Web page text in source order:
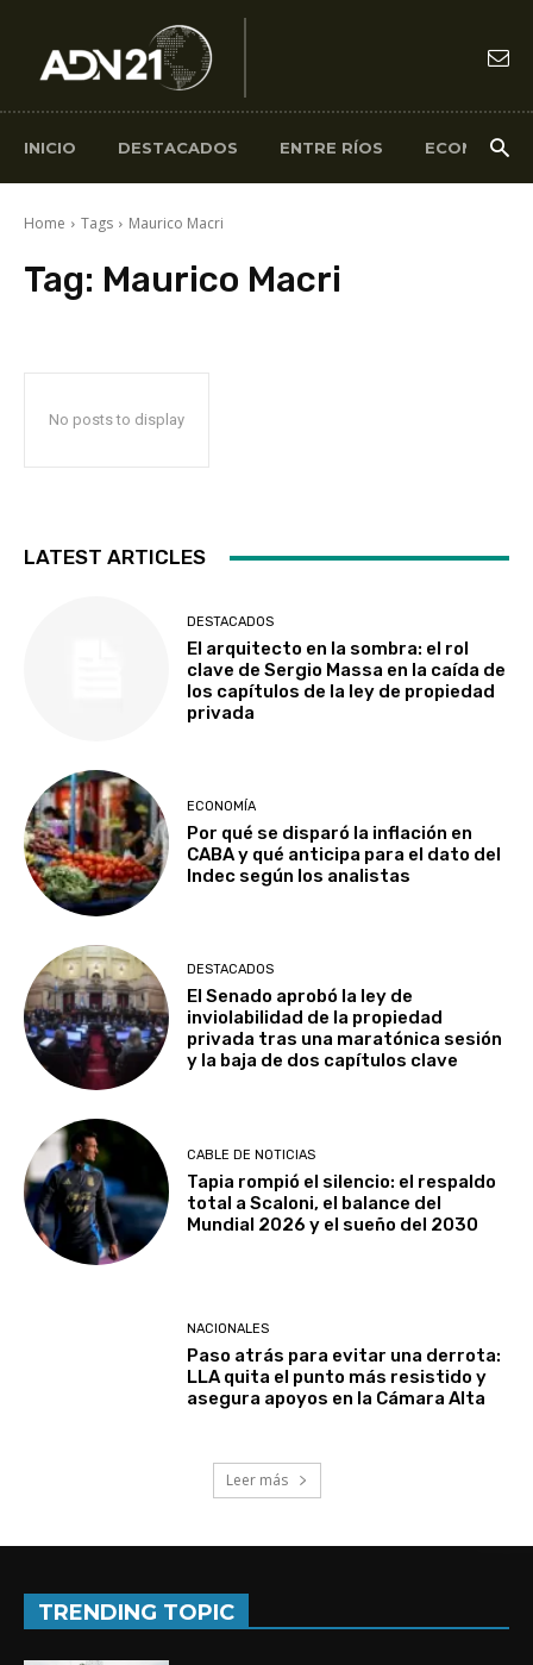
INICIO DESTACADOS ENTRE RÍOS ECONOMÍA
Home Tags Maurico Macri
Tag: Maurico Macri
No posts to display
LATEST ARTICLES
DESTACADOS
El arquitecto en la sombra: el rol
clave de Sergio Massa en la caída de
los capítulos de la ley de propiedad
privada
ECONOMÍA
Por qué se disparó la inflación en
CABA y qué anticipa para el dato del
Indec según los analistas
DESTACADOS
El Senado aprobó la ley de
inviolabilidad de la propiedad
privada tras una maratónica sesión
y la baja de dos capítulos clave
CABLE DE NOTICIAS
Tapia rompió el silencio: el respaldo
total a Scaloni, el balance del
Mundial 2026 y el sueño del 2030
NACIONALES
Paso atrás para evitar una derrota:
LLA quita el punto más resistido y
asegura apoyos en la Cámara Alta
Leer más
TRENDING TOPIC